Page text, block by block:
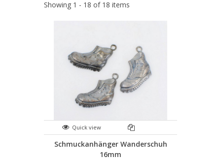
Showing 1 - 18 of 18 items
Quick view
Schmuckanhänger Wanderschuh
16mm